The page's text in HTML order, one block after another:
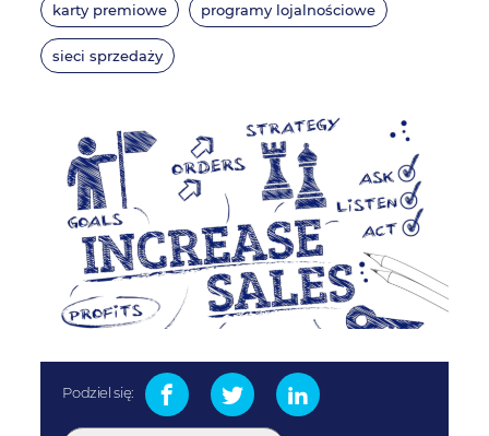
karty premiowe programy lojalnościowe
sieci sprzedaży
Podziel się: